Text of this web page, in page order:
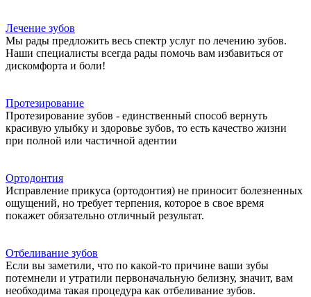
Лечение зубов
Мы рады предложить весь спектр услуг по лечению зубов.
Наши специалисты всегда рады помочь вам избавиться от
дискомфорта и боли!
Протезирование
Протезирование зубов - единственный способ вернуть
красивую улыбку и здоровье зубов, то есть качество жизни
при полной или частичной адентии
Ортодонтия
Исправление прикуса (ортодонтия) не приносит болезненных
ощущений, но требует терпения, которое в свое время
покажет обязательно отличный результат.
Отбеливание зубов
Если вы заметили, что по какой-то причине ваши зубы
потемнели и утратили первоначальную белизну, значит, вам
необходима такая процедура как отбеливание зубов.